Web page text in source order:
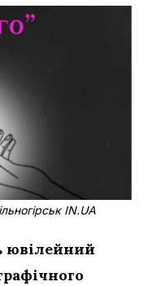
IN.UA
ювілейний